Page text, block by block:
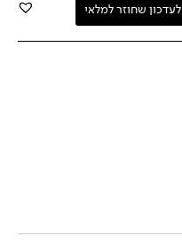
לעדכון שחוזר למלאי